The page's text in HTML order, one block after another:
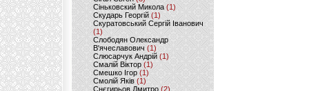
Сіньковский Микола(1)
Скударь Георгій (1)
Скуратовський Сергій Іванович
(1)
Слободян Олександр
В'ячеславович(1)
Слюсарчук Андрій(1)
Смалій Віктор (1)
Смешко Ігор (1)
Смолій Яків (1)
Снєгирьов Дмитро (2)